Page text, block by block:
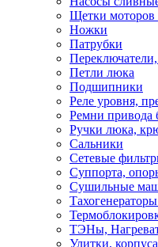
Щетки моторов
Ножки
Патрубки
Петли люка
Подшипники
Реле уровня,
Ремни привода
Ручки люка,
Сальники
Сетевые
Суппорта,
Сушильные
ТЭНы,
Улитки,